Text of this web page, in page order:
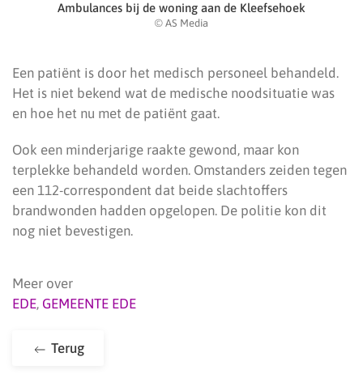
Ambulances bij de woning aan de Kleefsehoek
© AS Media
Een patiënt is door het medisch personeel behandeld.
Het is niet bekend wat de medische noodsituatie was
en hoe het nu met de patiënt gaat.
Ook een minderjarige raakte gewond, maar kon
terplekke behandeld worden. Omstanders zeiden tegen
een 112-correspondent dat beide slachtoffers
brandwonden hadden opgelopen. De politie kon dit
nog niet bevestigen.
Meer over
EDE, GEMEENTE EDE
Terug